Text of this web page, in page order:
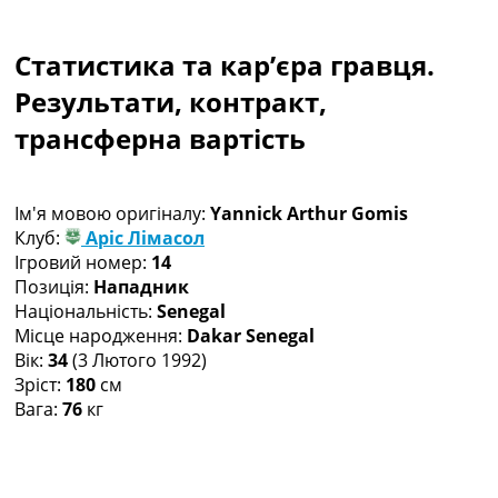
Чемпіонат Світу
Україна. Прем’єр-Ліга
Україна. Перша Ліга
Ліга Чемпіонів
Ще Турніри >>>
Таблиці
Чемпіонат Світу. Турнирні таблиці
Таблиця УПЛ
Перша Ліга
Таблиця АПЛ
Таблиця Ла Ліги
Таблиця Ліги Чемпіонів
Всі таблиці >>>
Статистика та кар’єра гравця.
Результати, контракт,
трансферна вартість
Ім'я мовою оригіналу: Yannick Arthur Gomis
Клуб:
Аріс Лімасол
Ігровий номер: 14
Позиція: Нападник
Національність: Senegal
Місце народження: Dakar Senegal
Вік: 34(3 Лютого 1992)
Зріст: 180 см
Вага: 76 кг